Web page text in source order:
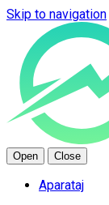
Skip to navigation
Open Close
Aparataj